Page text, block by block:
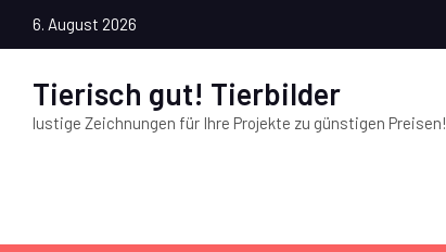
6. August 2026
Tierisch gut! Tierbilder
lustige Zeichnungen für Ihre Projekte zu günstigen Preisen!